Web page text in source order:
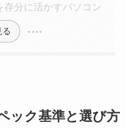
分に活かすパソコン
る
ック基準と選び方